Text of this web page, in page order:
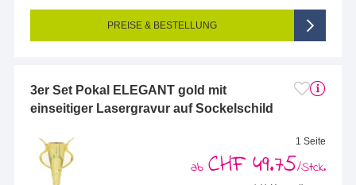
Seitigkeit: 1-seitig (Vorderseite graviert, Rückseite nicht graviert)
Einseitig graviert
PREISE & BESTELLUNG
3er Set Pokal ELEGANT gold mit
einseitiger Lasergravur auf Sockelschild
1 Seite
ab CHF 49.75/Stck.